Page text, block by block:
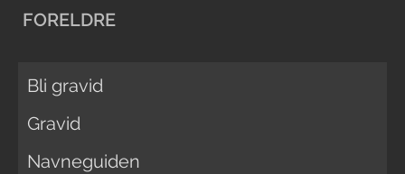
FORELDRE
Bli gravid
Gravid
Navneguiden